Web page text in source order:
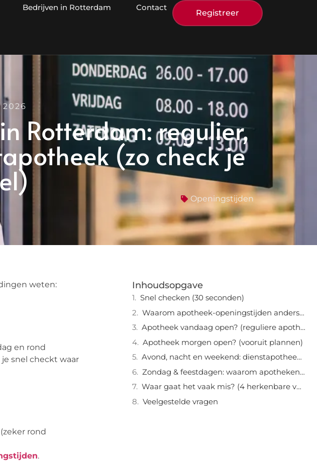
Bedrijven in Rotterdam Contact
Registreer
2026
Rotterdam: regulier,
(zo check je
Openingstijden
weten:
en rond
je snel checkt waar
(zeker rond
.
Inhoudsopgave
Snel checken (30 seconden)
Waarom apotheek-openingstijden anders werken
Apotheek vandaag open? (reguliere apotheek)
Apotheek morgen open? (vooruit plannen)
Avond, nacht en weekend: dienstapotheek in Rotterdam
Zondag & feestdagen: waarom apotheken dan extra anders zijn
Waar gaat het vaak mis? (4 herkenbare valkuilen)
Veelgestelde vragen